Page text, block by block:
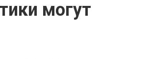
могут